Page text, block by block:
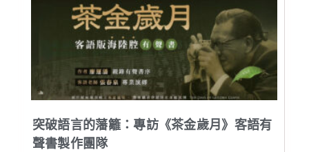
突破語言的藩籬：專訪《茶金歲月》客語有
聲書製作團隊